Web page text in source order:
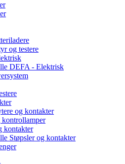
og testere
DEFA - Elektrisk
og kontakter
kontakter
Støpsler og kontakter